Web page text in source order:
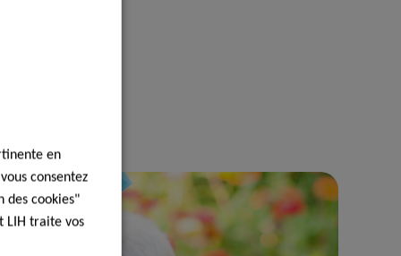
en
consentez
des cookies"
LIH traite vos